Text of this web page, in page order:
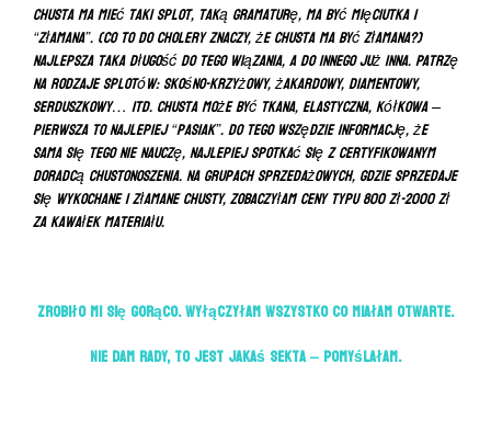
Chusta ma mieć taki splot, taką gramaturę, ma być mięciutka i
“złamana”. (Co to do cholery znaczy, że chusta ma być złamana?)
Najlepsza taka długość do tego wiązania, a do innego już inna. Patrzę
na rodzaje splotów: skośno-krzyżowy, żakardowy, diamentowy,
serduszkowy… itd. Chusta może być tkana, elastyczna, kółkowa –
pierwsza to najlepiej “pasiak”. Do tego wszędzie informację, że
sama się tego nie nauczę, najlepiej spotkać się z certyfikowanym
doradcą chustonoszenia. Na grupach sprzedażowych, gdzie sprzedaje
się wykochane i złamane chusty, zobaczyłam ceny typu 800 zł-2000 zł
za kawałek materiału.
Zrobiło mi się gorąco. Wyłączyłam wszystko co miałam otwarte.
Nie dam rady, to jest jakaś sekta – pomyślałam.